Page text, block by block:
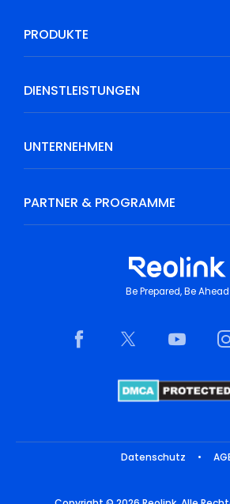
PRODUKTE
DIENSTLEISTUNGEN
UNTERNEHMEN
PARTNER & PROGRAMME
Be Prepared, Be Ahead
Datenschutz •